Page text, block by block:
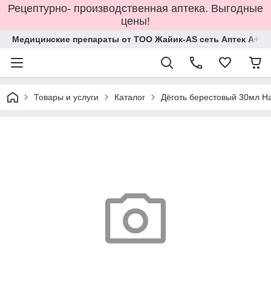
Рецептурно- производственная аптека. Выгодные
цены!
Медицинские препараты от ТОО Жайик-AS сеть Аптек А+
Товары и услуги Каталог Дёготь берестовый 30мл